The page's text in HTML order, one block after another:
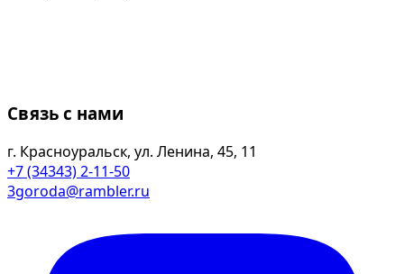
Связь с нами
г. Красноуральск, ул. Ленина, 45, 11
+7 (34343) 2-11-50
3goroda@rambler.ru